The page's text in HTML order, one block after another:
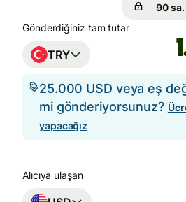
90
Gönderdiğiniz tam tutar
TRY
25.000 USD veya eş
mi gönderiyorsunuz?
yapacağız
Alıcıya ulaşan